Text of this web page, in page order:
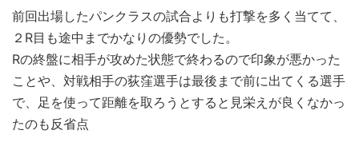
前回出場したパンクラスの試合よりも打撃を多く当てて、
２R目も途中までかなりの優勢でした。
Rの終盤に相手が攻めた状態で終わるので印象が悪かった
ことや、対戦相手の荻窪選手は最後まで前に出てくる選手
で、足を使って距離を取ろうとすると見栄えが良くなかっ
たのも反省点